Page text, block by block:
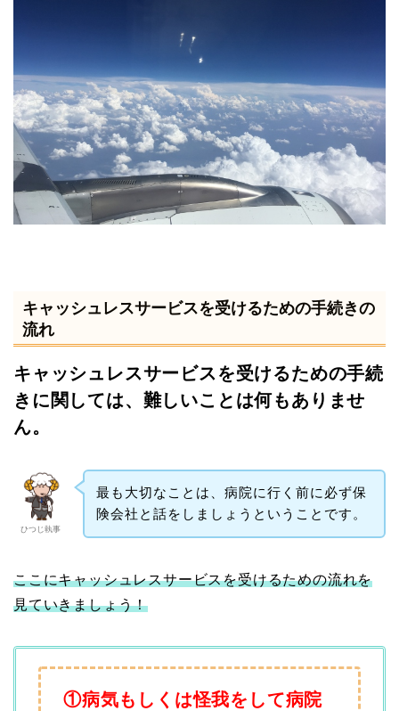
キャッシュレスサービスを受けるための手続きの
流れ
キャッシュレスサービスを受けるための手続
きに関しては、難しいことは何もありませ
ん。
ひつじ執事
最も大切なことは、病院に行く前に必ず保
険会社と話をしましょうということです。
ここにキャッシュレスサービスを受けるための流れを
見ていきましょう！
①病気もしくは怪我をして病院